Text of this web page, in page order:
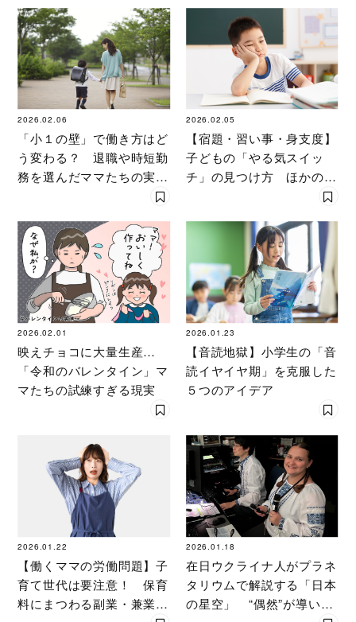
2026.02.06
「小１の壁」で働き方はど
う変わる？ 退職や時短勤
務を選んだママたちの実態
2026.02.05
【宿題・習い事・身支度】
子どもの「やる気スイッ
チ」の見つけ方 ほかのマ
マはこうしてやる気を引き
2026.02.01
映えチョコに大量生産…
「令和のバレンタイン」マ
マたちの試練すぎる現実
2026.01.23
【音読地獄】小学生の「音
読イヤイヤ期」を克服した
５つのアイデア
2026.01.22
【働くママの労働問題】子
育て世代は要注意！ 保育
料にまつわる副業・兼業の
2026.01.18
在日ウクライナ人がプラネ
タリウムで解説する「日本
の星空」 “偶然”が導いた